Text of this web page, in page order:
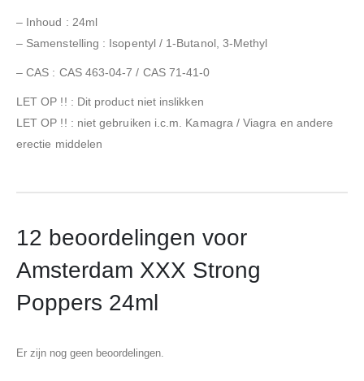
– Inhoud : 24ml
– Samenstelling : Isopentyl / 1-Butanol, 3-Methyl
– CAS : CAS 463-04-7 / CAS 71-41-0
LET OP !! : Dit product niet inslikken
LET OP !! : niet gebruiken i.c.m. Kamagra / Viagra en andere
erectie middelen
12 beoordelingen voor
Amsterdam XXX Strong
Poppers 24ml
Er zijn nog geen beoordelingen.